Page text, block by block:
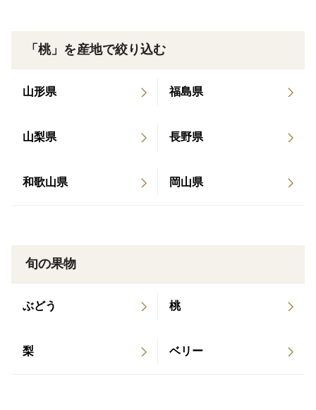
「桃」を産地で絞り込む
山形県 福島県
山梨県 長野県
和歌山県 岡山県
旬の果物
ぶどう 桃
梨 ベリー